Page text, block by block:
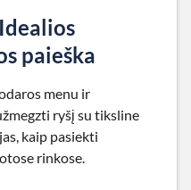
paieška
menu ir
ryšį su tiksline
kaip pasiekti
rinkose.